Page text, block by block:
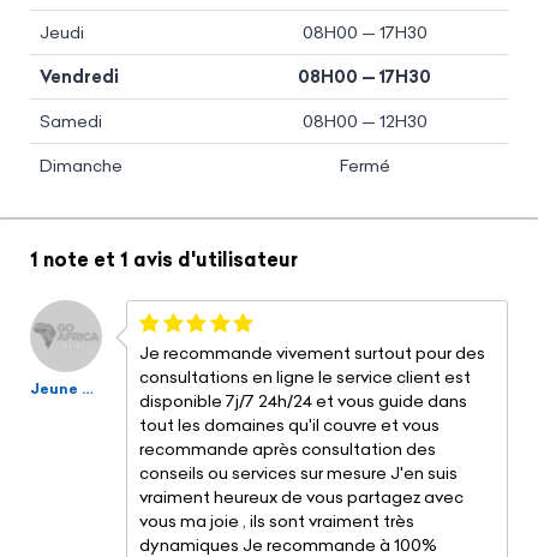
Jeudi 08H00 — 17H30
Vendredi 08H00 — 17H30
Samedi 08H00 — 12H30
Dimanche Fermé
1 note et 1 avis d'utilisateur
Jeune entrepreneur Nigérien
Je recommande vivement surtout pour des
consultations en ligne le service client est
disponible 7j/7 24h/24 et vous guide dans
tout les domaines qu'il couvre et vous
recommande après consultation des
conseils ou services sur mesure J'en suis
vraiment heureux de vous partagez avec
vous ma joie , ils sont vraiment très
dynamiques Je recommande à 100%